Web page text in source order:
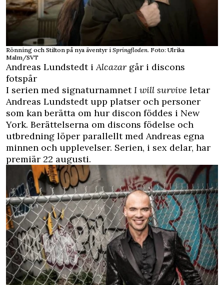
Rönning och Stilton på nya äventyr i Springfloden. Foto: Ulrika
Malm/SVT
Andreas Lundstedt iAlcazar går i discons
fotspår
I serien med signaturnamnetI will survive letar
Andreas Lundstedt upp platser och personer
som kan berätta om hur discon föddes i New
York. Berättelserna om discons födelse och
utbredning löper parallellt med Andreas egna
minnen och upplevelser. Serien, i sex delar, har
premiär 22 augusti.